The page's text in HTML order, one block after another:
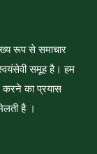
रूप से समाचार
समूह है। हम
का प्रयास
है ।